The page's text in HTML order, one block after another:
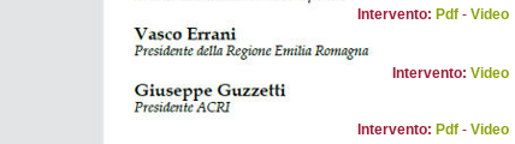
Intervento: Pdf - Video
Intervento: Video
Intervento: Pdf - Video